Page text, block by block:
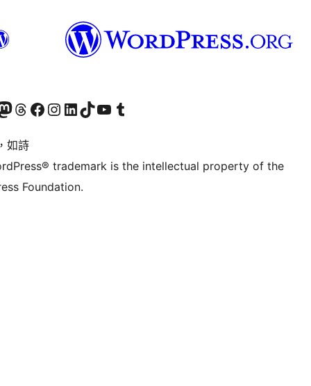
帳號造訪我們的 Threads 帳號 造訪我們的 Facebook 粉絲專頁Visit our Instagram account
Visit our LinkedIn account
造訪我們的 TikTok 帳號Visit our YouTube channel
造訪我們的 Tumblr 帳號
如詩
trademark is the intellectual property of the
Foundation.